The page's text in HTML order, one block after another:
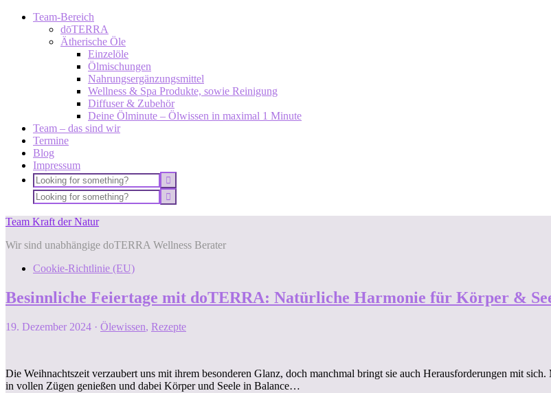
Team-Bereich
dōTERRA
Ätherische Öle
Einzelöle
Ölmischungen
Nahrungsergänzungsmittel
Wellness & Spa Produkte, sowie Reinigung
Diffuser & Zubehör
Deine Ölminute – Ölwissen in maximal 1 Minute
Team – das sind wir
Termine
Blog
Impressum
Team Kraft der Natur
Wir sind unabhängige doTERRA Wellness Berater
Cookie-Richtlinie (EU)
Besinnliche Feiertage mit doTERRA: Natürliche Harmonie für Körper &
19. Dezember 2024 · Ölewissen, Rezepte
Die Weihnachtszeit verzaubert uns mit ihrem besonderen Glanz, doch manchmal bringt sie auch Herausforderungen mit
in vollen Zügen genießen und dabei Körper und Seele in Balance…